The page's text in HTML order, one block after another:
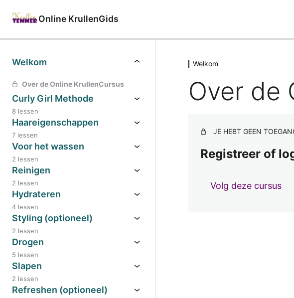
Online KrullenGids
Welkom
Over de Online KrullenCursus
Curly Girl Methode
8 lessen
Haareigenschappen
7 lessen
Voor het wassen
2 lessen
Reinigen
2 lessen
Hydrateren
4 lessen
Styling (optioneel)
2 lessen
Drogen
5 lessen
Slapen
2 lessen
Refreshen (optioneel)
Welkom
Over de
JE HEBT GEEN
Registreer of
Volg deze cursus